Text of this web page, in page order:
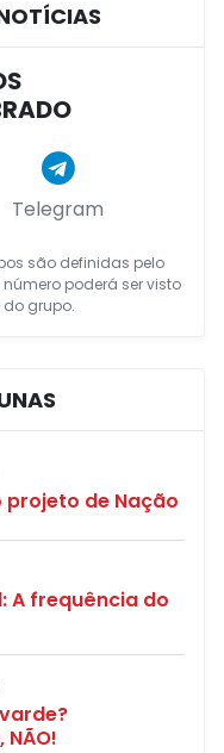
Telegram
são definidas pelo
poderá ser visto
grupo.
projeto de Nação
A frequência do